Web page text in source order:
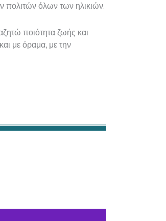
πολιτών όλων των ηλικιών.
ποιότητα ζωής και
με όραμα, με την